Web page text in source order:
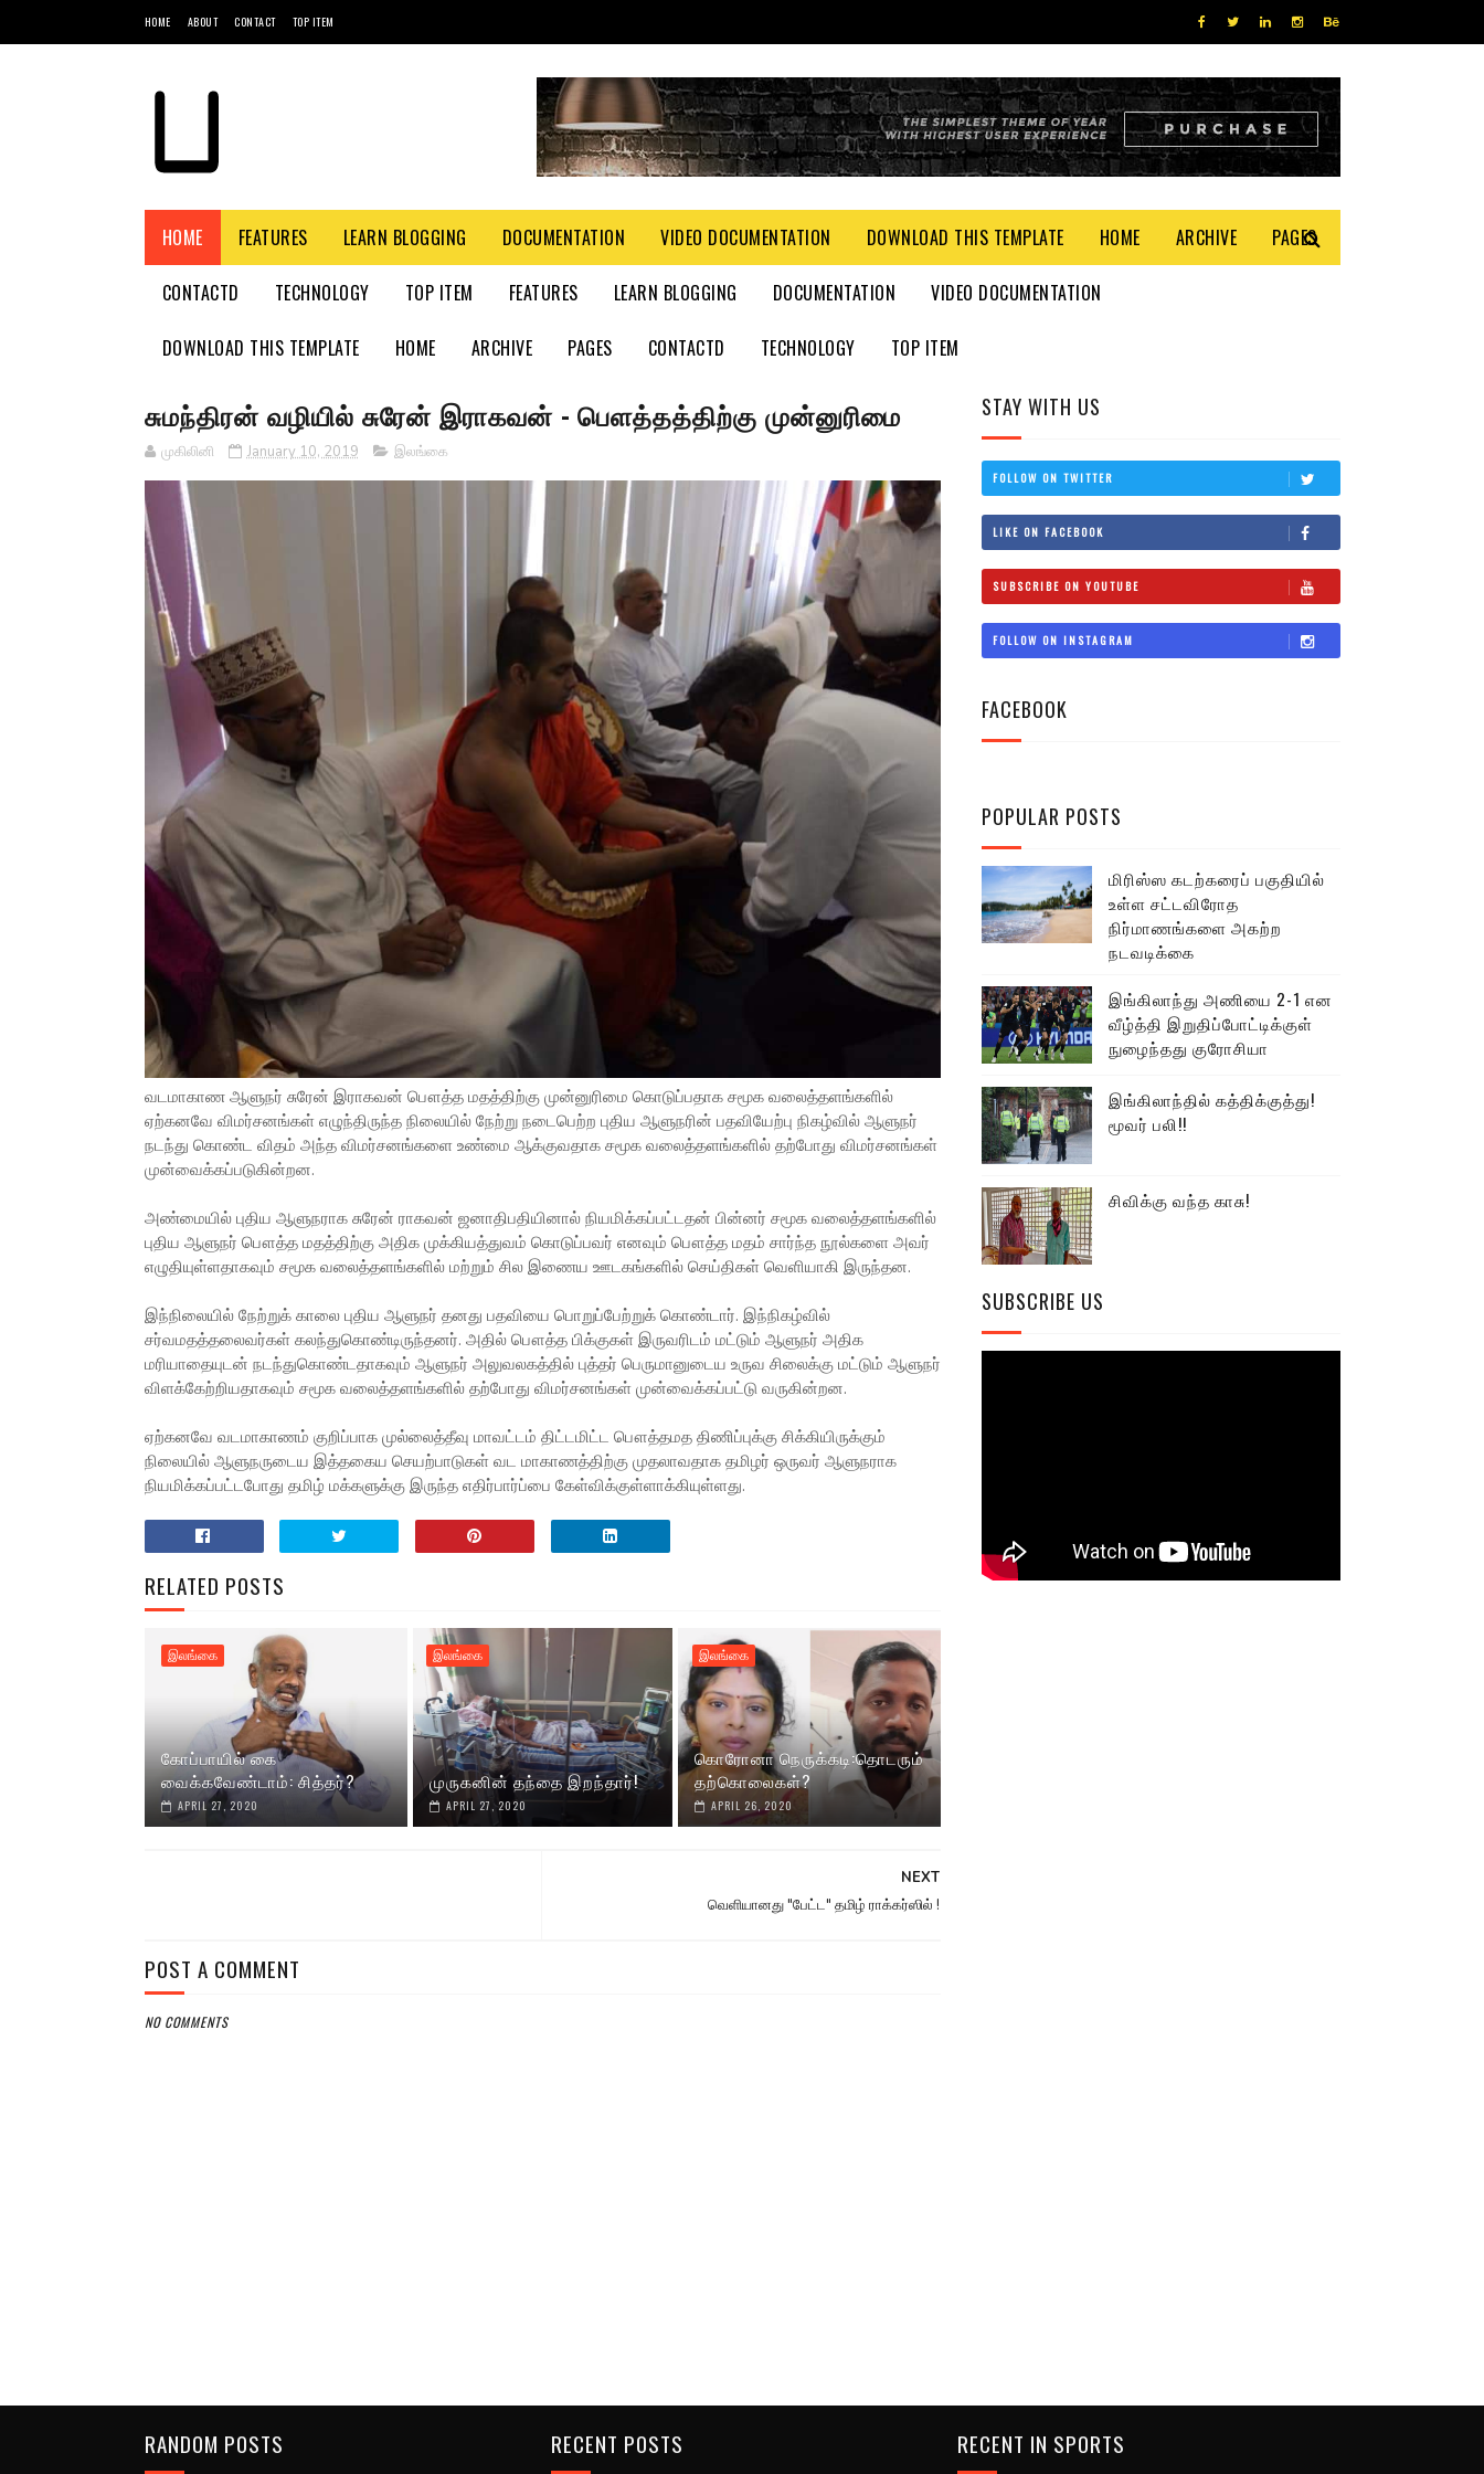
HOME ABOUT CONTACT TOP ITEM
HOME FEATURES LEARN BLOGGING DOCUMENTATION VIDEO DOCUMENTATION DOWNLOAD THIS TEMPLATE HOME ARCHIVE PAGES
CONTACTD TECHNOLOGY TOP ITEM FEATURES LEARN BLOGGING DOCUMENTATION VIDEO DOCUMENTATION
DOWNLOAD THIS TEMPLATE HOME ARCHIVE PAGES CONTACTD TECHNOLOGY TOP ITEM
சுமந்திரன் வழியில் சுரேன் இராகவன் - பௌத்தத்திற்கு முன்னுரிமை
முகிலினி January 10, 2019 இலங்கை
வடமாகாண ஆளுநர் சுரேன் இராகவன் பௌத்த மதத்திற்கு முன்னுரிமை கொடுப்பதாக சமூக வலைத்தளங்களில்
ஏற்கனவே விமர்சனங்கள் எழுந்திருந்த நிலையில் நேற்று நடைபெற்ற புதிய ஆளுநரின் பதவியேற்பு நிகழ்வில் ஆளுநர்
நடந்து கொண்ட விதம் அந்த விமர்சனங்களை உண்மை ஆக்குவதாக சமூக வலைத்தளங்களில் தற்போது விமர்சனங்கள்
முன்வைக்கப்படுகின்றன.
அண்மையில் புதிய ஆளுநராக சுரேன் ராகவன் ஜனாதிபதியினால் நியமிக்கப்பட்டதன் பின்னர் சமூக வலைத்தளங்களில்
புதிய ஆளுநர் பௌத்த மதத்திற்கு அதிக முக்கியத்துவம் கொடுப்பவர் எனவும் பௌத்த மதம் சார்ந்த நூல்களை அவர்
எழுதியுள்ளதாகவும் சமூக வலைத்தளங்களில் மற்றும் சில இணைய ஊடகங்களில் செய்திகள் வெளியாகி இருந்தன.
இந்நிலையில் நேற்றுக் காலை புதிய ஆளுநர் தனது பதவியை பொறுப்பேற்றுக் கொண்டார். இந்நிகழ்வில்
சர்வமதத்தலைவர்கள் கலந்துகொண்டிருந்தனர். அதில் பௌத்த பிக்குகள் இருவரிடம் மட்டும் ஆளுநர் அதிக
மரியாதையுடன் நடந்துகொண்டதாகவும் ஆளுநர் அலுவலகத்தில் புத்தர் பெருமானுடைய உருவ சிலைக்கு மட்டும் ஆளுநர்
விளக்கேற்றியதாகவும் சமூக வலைத்தளங்களில் தற்போது விமர்சனங்கள் முன்வைக்கப்பட்டு வருகின்றன.
ஏற்கனவே வடமாகாணம் குறிப்பாக முல்லைத்தீவு மாவட்டம் திட்டமிட்ட பௌத்தமத திணிப்புக்கு சிக்கியிருக்கும்
நிலையில் ஆளுநருடைய இத்தகைய செயற்பாடுகள் வட மாகாணத்திற்கு முதலாவதாக தமிழர் ஒருவர் ஆளுநராக
நியமிக்கப்பட்டபோது தமிழ் மக்களுக்கு இருந்த எதிர்பார்ப்பை கேள்விக்குள்ளாக்கியுள்ளது.
RELATED POSTS
இலங்கை
கோப்பாயில் கை
வைக்கவேண்டாம்: சித்தர்?
APRIL 27, 2020
இலங்கை
முருகனின் தந்தை இறந்தார்!
APRIL 27, 2020
இலங்கை
கொரோனா நெருக்கடி:தொடரும்
தற்கொலைகள்?
APRIL 26, 2020
NEXT
வெளியானது "பேட்ட" தமிழ் ராக்கர்ஸில் !
POST A COMMENT
NO COMMENTS
STAY WITH US
FOLLOW ON TWITTER
LIKE ON FACEBOOK
SUBSCRIBE ON YOUTUBE
FOLLOW ON INSTAGRAM
FACEBOOK
POPULAR POSTS
மிரிஸ்ஸ கடற்கரைப் பகுதியில்
உள்ள சட்டவிரோத
நிர்மாணங்களை அகற்ற
நடவடிக்கை
இங்கிலாந்து அணியை 2-1 என
வீழ்த்தி இறுதிப்போட்டிக்குள்
நுழைந்தது குரோசியா
இங்கிலாந்தில் கத்திக்குத்து!
மூவர் பலி!!
சிவிக்கு வந்த காசு!
SUBSCRIBE US
RANDOM POSTS RECENT POSTS RECENT IN SPORTS